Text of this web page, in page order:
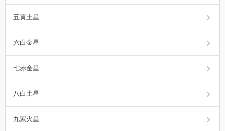
五黄土星
六白金星
七赤金星
八白土星
九紫火星